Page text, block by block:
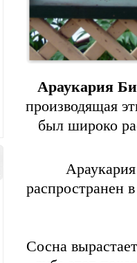
Араукария
производящая
был широко
распространен
Сосна